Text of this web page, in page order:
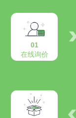
01
在线询价